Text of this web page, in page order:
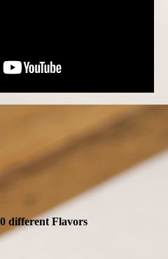
different Flavors